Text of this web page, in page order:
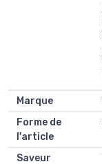
Marque
Forme de
l'article
Saveur